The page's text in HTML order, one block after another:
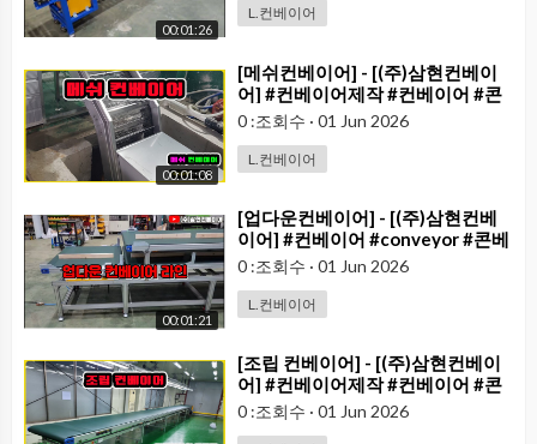
00:01:26
L.컨베이어
00:01:08
⁣[메쉬컨베이어] - [(주)삼현컨베이
어] #컨베이어제작 #컨베이어 #콘
베어 #conveyor
0 :조회수 · 01 Jun 2026
L.컨베이어
00:01:21
⁣[업다운컨베이어] - [(주)삼현컨베
이어] #컨베이어 #conveyor #콘베
어 #컨베어
0 :조회수 · 01 Jun 2026
L.컨베이어
⁣[조립 컨베이어] - [(주)삼현컨베이
어] #컨베이어제작 #컨베이어 #콘
베어 #conveyor#컨베이어벨트#
콘베어벨트#콘베어제작
0 :조회수 · 01 Jun 2026